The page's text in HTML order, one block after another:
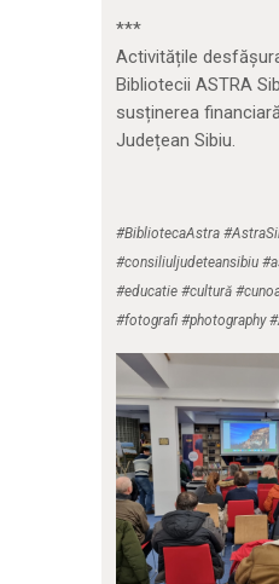
***
Activitățile
Bibliotecii ASTRA
susținerea
Județean Sibiu.
#BibliotecaAstra
#consiliuljudeteansibiu
#educatie #cultură
#fotografi #photography